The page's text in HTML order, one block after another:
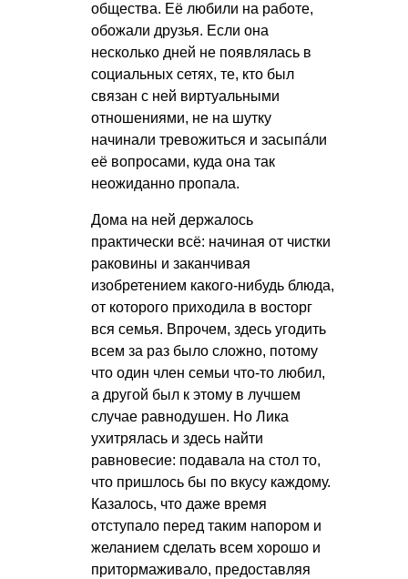
общества. Её любили на работе,
обожали друзья. Если она
несколько дней не появлялась в
социальных сетях, те, кто был
связан с ней виртуальными
отношениями, не на шутку
начинали тревожиться и засыпáли
её вопросами, куда она так
неожиданно пропала.
Дома на ней держалось
практически всё: начиная от чистки
раковины и заканчивая
изобретением какого-нибудь блюда,
от которого приходила в восторг
вся семья. Впрочем, здесь угодить
всем за раз было сложно, потому
что один член семьи что-то любил,
а другой был к этому в лучшем
случае равнодушен. Но Лика
ухитрялась и здесь найти
равновесие: подавала на стол то,
что пришлось бы по вкусу каждому.
Казалось, что даже время
отступало перед таким напором и
желанием сделать всем хорошо и
притормаживало, предоставляя